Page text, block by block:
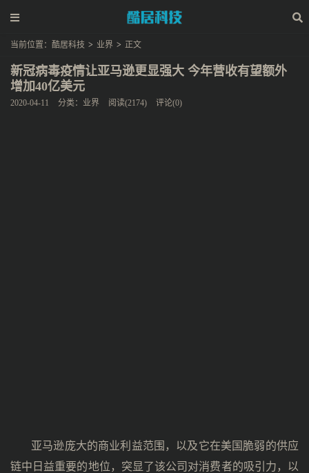
当前位置： 酷居科技 > 业界 > 正文
新冠病毒疫情让亚马逊更显强大 今年营收有望额外
增加40亿美元
2020-04-11 分类： 业界 阅读(2174) 评论(0)
亚马逊庞大的商业利益范围，以及它在美国脆弱的供应
链中日益重要的地位，突显了该公司对消费者的吸引力，以